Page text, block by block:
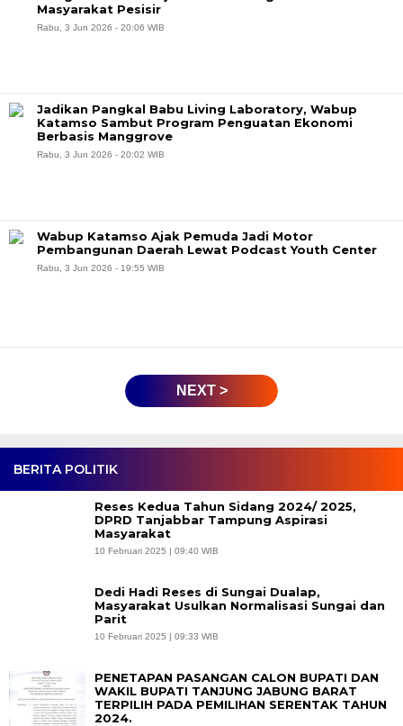
BERITA POLITIK
Reses Kedua Tahun Sidang 2024/ 2025,
DPRD Tanjabbar Tampung Aspirasi
Masyarakat
10 Februari 2025 | 09:40 WIB
Dedi Hadi Reses di Sungai Dualap,
Masyarakat Usulkan Normalisasi Sungai dan
Parit
10 Februari 2025 | 09:33 WIB
PENETAPAN PASANGAN CALON BUPATI DAN
WAKIL BUPATI TANJUNG JABUNG BARAT
TERPILIH PADA PEMILIHAN SERENTAK TAHUN
2024.
Masyarakat Pesisir
Rabu, 3 Jun 2026 - 20:06 WIB
Jadikan Pangkal Babu Living Laboratory, Wabup
Katamso Sambut Program Penguatan Ekonomi
Berbasis Manggrove
Rabu, 3 Jun 2026 - 20:02 WIB
Wabup Katamso Ajak Pemuda Jadi Motor
Pembangunan Daerah Lewat Podcast Youth Center
Rabu, 3 Jun 2026 - 19:55 WIB
NEXT >